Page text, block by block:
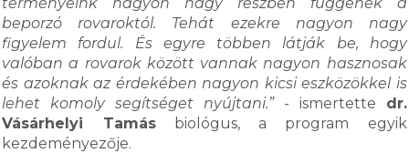
beporzó rovaroktól. Tehát ezekre nagyon nagy
figyelem fordul. És egyre többen látják be, hogy
valóban a rovarok között vannak nagyon hasznosak
és azoknak az érdekében nagyon kicsi eszközökkel is
lehet komoly segítséget nyújtani.”- ismertette dr.
Vásárhelyi Tamásbiológus, a program egyik
kezdeményezője.